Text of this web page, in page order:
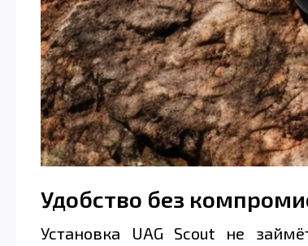
Удобство без
Установка UAG Scout не